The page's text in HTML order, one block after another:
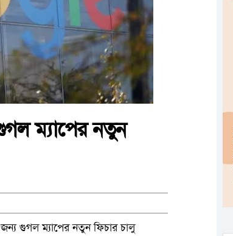
ম্যাপের নতুন
জন্য গুগল ম্যাপের নতুন ফিচার চালু